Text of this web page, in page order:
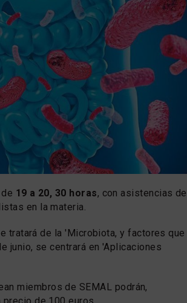
19 a 20, 30 horas, con asistencias de
en la materia.
tratará de la 'Microbiota, y factores que
junio, se centrará en 'Aplicaciones
miembros de SEMAL podrán,